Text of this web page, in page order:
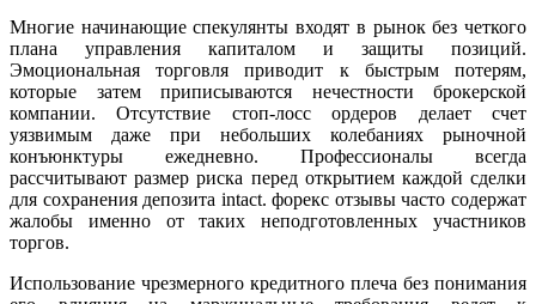
Многие начинающие спекулянты входят в рынок без четкого
плана управления капиталом и защиты позиций.
Эмоциональная торговля приводит к быстрым потерям,
которые затем приписываются нечестности брокерской
компании. Отсутствие стоп-лосс ордеров делает счет
уязвимым даже при небольших колебаниях рыночной
конъюнктуры ежедневно. Профессионалы всегда
рассчитывают размер риска перед открытием каждой сделки
для сохранения депозита intact. форекс отзывы часто содержат
жалобы именно от таких неподготовленных участников
торгов.
Использование чрезмерного кредитного плеча без понимания